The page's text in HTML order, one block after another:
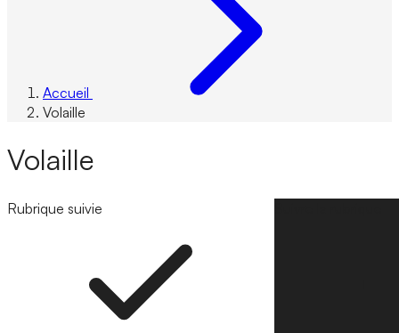
Accueil
Volaille
Volaille
Rubrique suivie